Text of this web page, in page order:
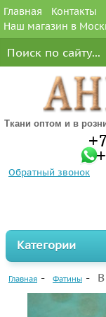
Главная Контакты
Наш магазин в
Ткани оптом и в
Обратный звонок
Категории
Главная Фатины